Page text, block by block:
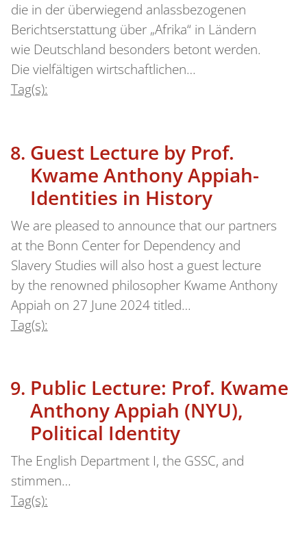
die in der überwiegend anlassbezogenen
Berichtserstattung über „Afrika“ in Ländern
wie Deutschland besonders betont werden.
Die vielfältigen wirtschaftlichen…
Tag(s):
Guest Lecture by Prof.
Kwame Anthony Appiah-
Identities in History
We are pleased to announce that our partners
at the Bonn Center for Dependency and
Slavery Studies will also host a guest lecture
by the renowned philosopher Kwame Anthony
Appiah on 27 June 2024 titled…
Tag(s):
Public Lecture: Prof. Kwame
Anthony Appiah (NYU),
Political Identity
The English Department I, the GSSC, and
stimmen…
Tag(s):